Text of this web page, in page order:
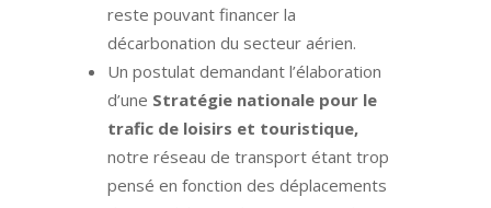
reste pouvant financer la
décarbonation du secteur aérien.
Un postulat demandant l’élaboration
d’une Stratégie nationale pour le
trafic de loisirs et touristique,
notre réseau de transport étant trop
pensé en fonction des déplacements